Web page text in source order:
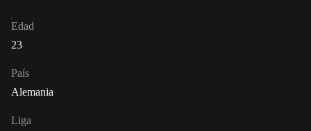
Edad
23
País
Alemania
Liga